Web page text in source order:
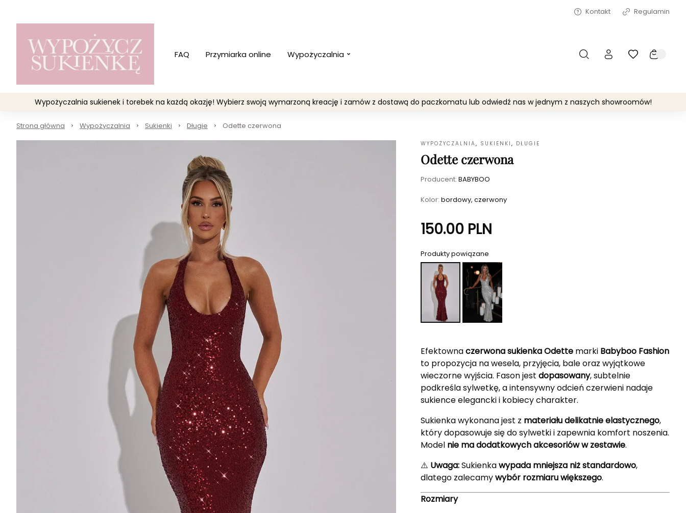
Kontakt Regulamin
FAQ Przymiarka online Wypożyczalnia
Wypożyczalnia sukienek i torebek na każdą okazję! Wybierz swoją wymarzoną kreację i zamów z dostawą do paczkomatu lub odwiedź nas w jednym z naszych showroomów!
Strona główna Wypożyczalnia Sukienki Długie Odette czerwona
WYPOŻYCZALNIA, SUKIENKI , DŁUGIE
Odette czerwona
Producent: BABYBOO
Kolor: bordowy, czerwony
150.00 PLN
Produkty powiązane
Efektownaczerwona sukienka Odette marki Babyboo Fashion
to propozycja na wesela, przyjęcia, bale oraz wyjątkowe
wieczorne wyjścia. Fason jest dopasowany, subtelnie
podkreśla sylwetkę, a intensywny odcień czerwieni nadaje
sukience elegancki i kobiecy charakter.
Sukienka wykonana jest z materiału delikatnie elastycznego,
który dopasowuje się do sylwetki i zapewnia komfort noszenia.
Model nie ma dodatkowych akcesoriów w zestawie.
⚠️ Uwaga:Sukienkawypada mniejsza niż standardowo,
dlatego zalecamywybór rozmiaru większego.
Rozmiary